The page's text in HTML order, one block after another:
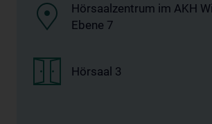
Hörsaalzentrum im AKH
Ebene 7
Hörsaal 3